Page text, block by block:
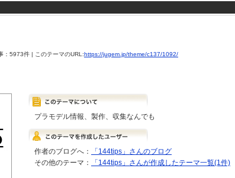
：5973件 | このテーマのURL:https://jugem.jp/theme/c137/1092/
プラモデル情報、製作、収集なんでも
作者のブログへ：
「144tips」さんのブログ
その他のテーマ：
「144tips」さんが作成したテーマ一覧(1件)